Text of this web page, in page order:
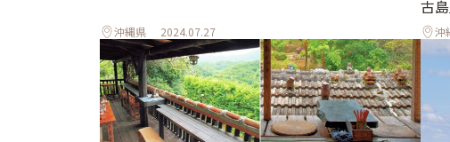
沖縄県 2024.07.27
古
沖